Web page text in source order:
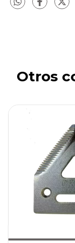
Otros